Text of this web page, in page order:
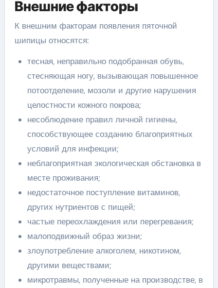
Внешние факторы
К внешним факторам появления пяточной
шипицы относятся:
тесная, неправильно подобранная обувь,
стесняющая ногу, вызывающая повышенное
потоотделение, мозоли и другие нарушения
целостности кожного покрова;
несоблюдение правил личной гигиены,
способствующее созданию благоприятных
условий для инфекции;
неблагоприятная экологическая обстановка в
месте проживания;
недостаточное поступление витаминов,
других нутриентов с пищей;
частые переохлаждения или перегревания;
малоподвижный образ жизни;
злоупотребление алкоголем, никотином,
другими веществами;
микротравмы, полученные на производстве, в